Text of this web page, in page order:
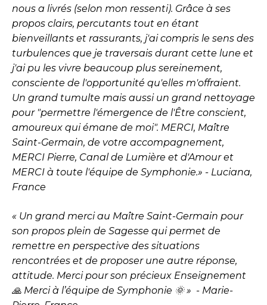
nous a livrés (selon mon ressenti). Grâce à ses
propos clairs, percutants tout en étant
bienveillants et rassurants, j'ai compris le sens des
turbulences que je traversais durant cette lune et
j'ai pu les vivre beaucoup plus sereinement,
consciente de l'opportunité qu'elles m'offraient.
Un grand tumulte mais aussi un grand nettoyage
pour "permettre l'émergence de l'Être conscient,
amoureux qui émane de moi". MERCI, Maître
Saint-Germain, de votre accompagnement,
MERCI Pierre, Canal de Lumière et d'Amour et
MERCI à toute l'équipe de Symphonie.» - Luciana,
France
« Un grand merci au Maître Saint-Germain pour
son propos plein de Sagesse qui permet de
remettre en perspective des situations
rencontrées et de proposer une autre réponse,
attitude. Merci pour son précieux Enseignement
🙏 Merci à l’équipe de Symphonie 🌞 » - Marie-